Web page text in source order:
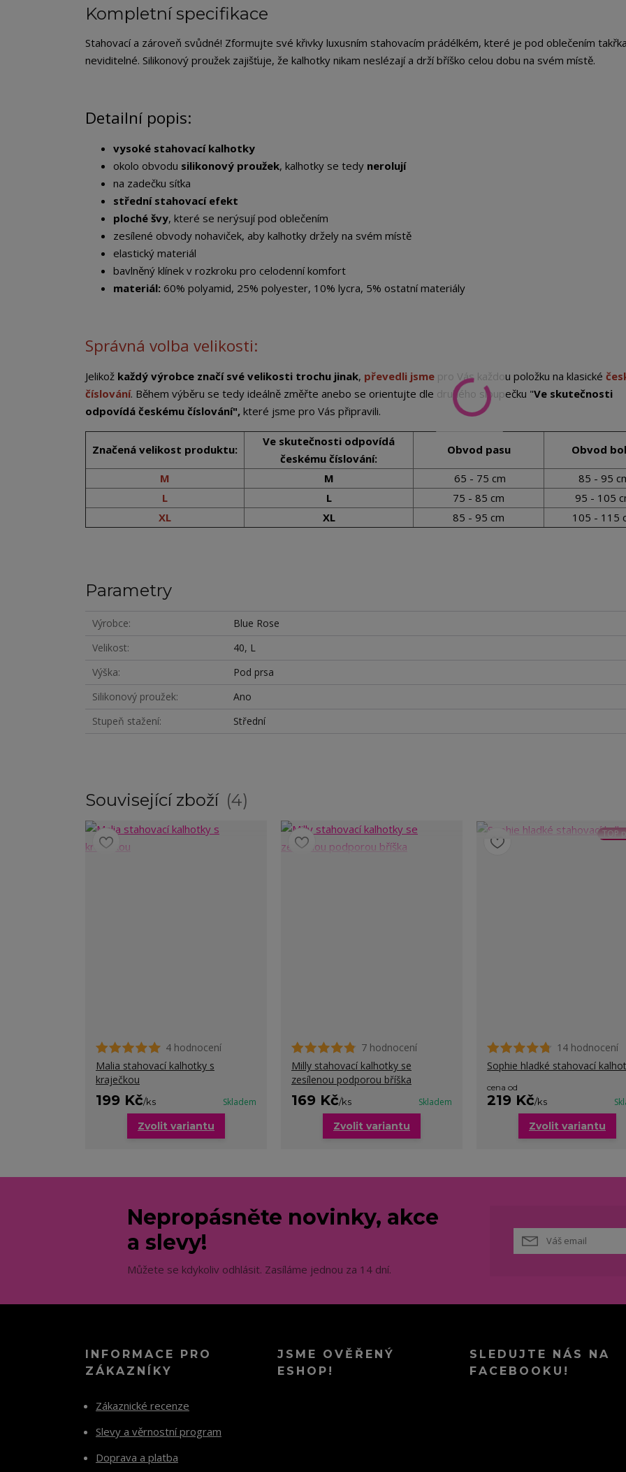
Kompletní specifikace
Stahovací a zároveň svůdné! Zformujte své křivky luxusním stahovacím prádélkém, které je pod oblečením takřka
neviditelné. Silikonový proužek zajišťuje, že kalhotky nikam neslézají a drží bříško celou dobu na svém místě.
Detailní popis:
vysoké stahovací kalhotky
okolo obvodu silikonový proužek, kalhotky se tedy nerolují
na zadečku síťka
střední stahovací efekt
ploché švy, které se nerýsují pod oblečením
zesílené obvody nohaviček, aby kalhotky držely na svém místě
elastický materiál
bavlněný klínek v rozkroku pro celodenní komfort
materiál: 60% polyamid, 25% polyester, 10% lycra, 5% ostatní materiály
Správná volba velikosti:
Jelikož každý výrobce značí své velikosti trochu jinak, převedli jsme pro Vás každou položku na klasické
číslování. Během výběru se tedy ideálně změřte anebo se orientujte dle druhého sloupečku "Ve skutečnosti
odpovídá českému číslování", které jsme pro Vás připravili.
Značená velikost produktu:
Ve skutečnosti odpovídá
českému číslování:
Obvod pasu Obvod
M M 65 - 75 cm
85 - 95
L
L 75 - 85 cm
95 - 105
XL
XL 85 - 95 cm 105 - 115
Parametry
Výrobce
Blue Rose
Velikost
40, L
Výška
Pod prsa
Silikonový proužek
Ano
Stupeň stažení
Střední
Související zboží 4
4 hodnocení
Malia stahovací kalhotky s
kraječkou
199 Kč/ks Skladem
Zvolit variantu
7 hodnocení
Milly stahovací kalhotky se
zesílenou podporou bříška
169 Kč/ks Skladem
Zvolit variantu
TOP
14 hodnocení
Sophie hladké stahovací
cena od
219 Kč/ks
Zvolit variantu
Nepropásněte novinky, akce
a slevy!
Můžete se kdykoliv odhlásit. Zasíláme jednou za 14 dní.
INFORMACE PRO
ZÁKAZNÍKY
Zákaznické recenze
Slevy a věrnostní program
Doprava a platba
JSME OVĚŘENÝ
ESHOP!
SLEDUJTE NÁS NA
FACEBOOKU!